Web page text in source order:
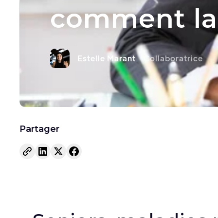
comment
Estelle Marant Collaboratrice
Partager